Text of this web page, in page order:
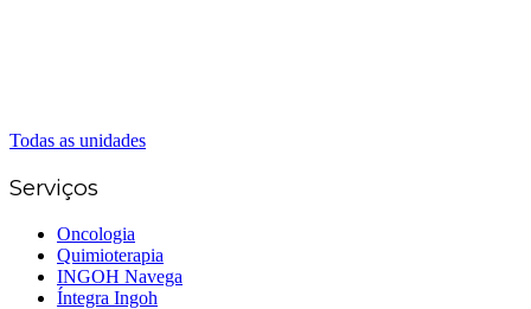
Todas as unidades
Serviços
Oncologia
Quimioterapia
INGOH Navega
Íntegra Ingoh